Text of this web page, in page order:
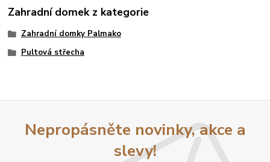
Zahradní domek z kategorie
Zahradní domky Palmako
Pultová střecha
Nepropásněte novinky, akce a
slevy!